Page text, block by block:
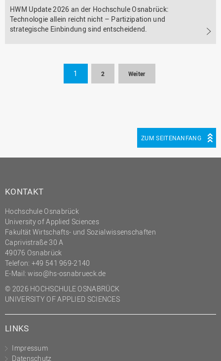
HWM Update 2026 an der Hochschule Osnabrück:
Technologie allein reicht nicht – Partizipation und
strategische Einbindung sind entscheidend.
1 2 Weiter
ZUM SEITENANFANG
KONTAKT
Hochschule Osnabrück
University of Applied Sciences
Fakultät Wirtschafts- und Sozialwissenschaften
Caprivistraße 30 A
49076 Osnabrück
Telefon: +49 541 969-2140
E-Mail:wiso@hs-osnabrueck.de
© 2026 HOCHSCHULE OSNABRÜCK
UNIVERSITY OF APPLIED SCIENCES
LINKS
Impressum
Datenschutz